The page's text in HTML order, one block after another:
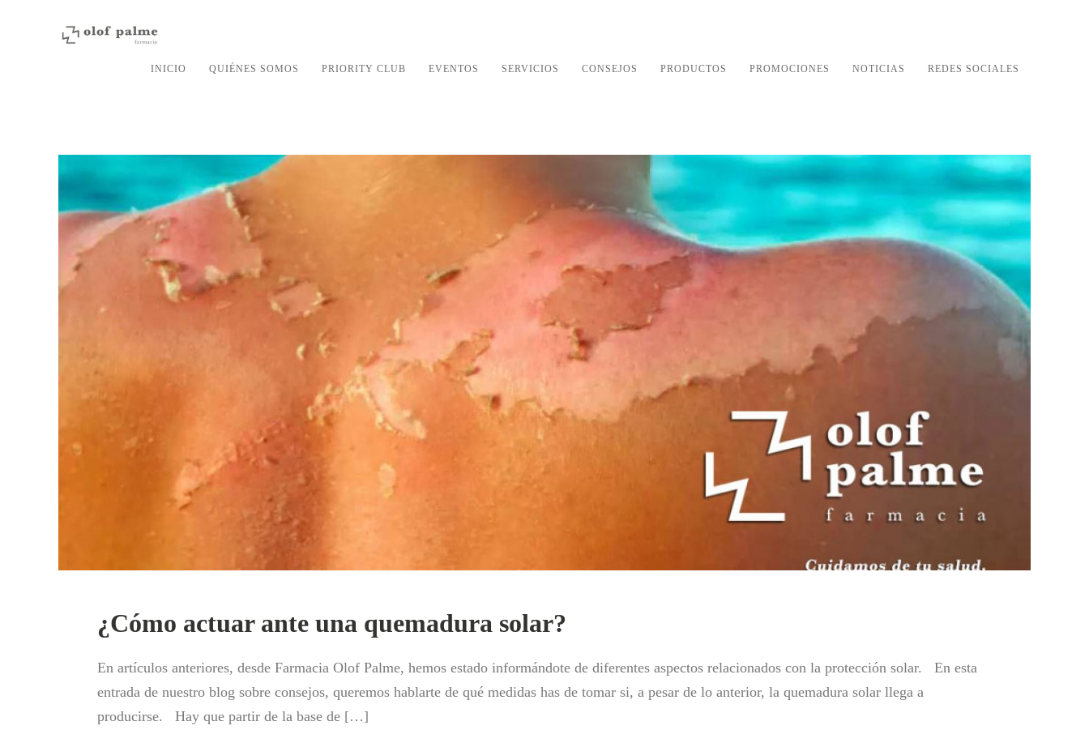
INICIO QUIÉNES SOMOS PRIORITY CLUB EVENTOS SERVICIOS CONSEJOS PRODUCTOS PROMOCIONES NOTICIAS REDES SOCIALES
¿Cómo actuar ante una quemadura solar?
En artículos anteriores, desde Farmacia Olof Palme, hemos estado informándote de diferentes aspectos relacionados con la protección solar. En esta
entrada de nuestro blog sobre consejos, queremos hablarte de qué medidas has de tomar si, a pesar de lo anterior, la quemadura solar llega a
producirse. Hay que partir de la base de […]